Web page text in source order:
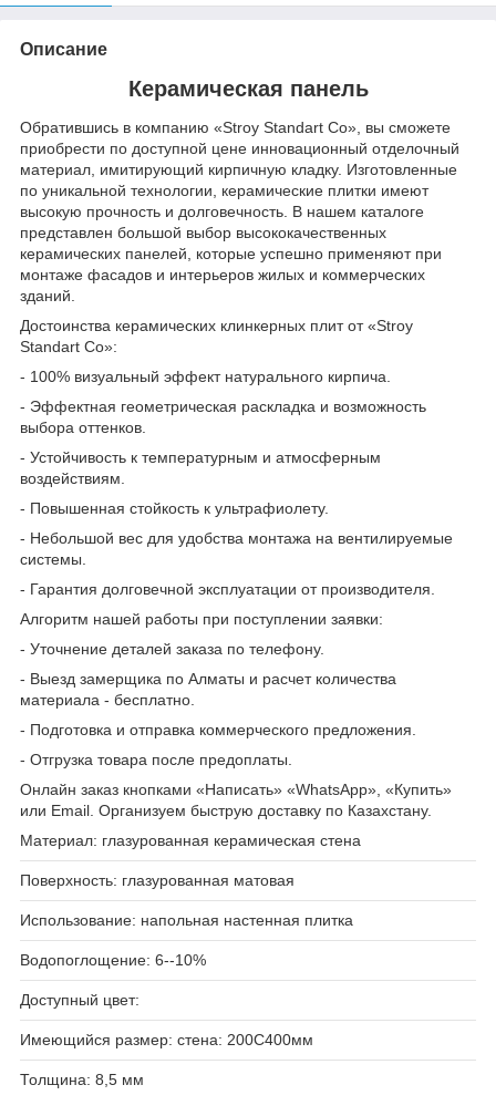
Описание
Керамическая панель
Обратившись в компанию «Stroy Standart Co», вы сможете
приобрести по доступной цене инновационный отделочный
материал, имитирующий кирпичную кладку. Изготовленные
по уникальной технологии, керамические плитки имеют
высокую прочность и долговечность. В нашем каталоге
представлен большой выбор высококачественных
керамических панелей, которые успешно применяют при
монтаже фасадов и интерьеров жилых и коммерческих
зданий.
Достоинства керамических клинкерных плит от «Stroy
Standart Co»:
- 100% визуальный эффект натурального кирпича.
- Эффектная геометрическая раскладка и возможность
выбора оттенков.
- Устойчивость к температурным и атмосферным
воздействиям.
- Повышенная стойкость к ультрафиолету.
- Небольшой вес для удобства монтажа на вентилируемые
системы.
- Гарантия долговечной эксплуатации от производителя.
Алгоритм нашей работы при поступлении заявки:
- Уточнение деталей заказа по телефону.
- Выезд замерщика по Алматы и расчет количества
материала - бесплатно.
- Подготовка и отправка коммерческого предложения.
- Отгрузка товара после предоплаты.
Онлайн заказ кнопками «Написать» «WhatsApp», «Купить»
или Email. Организуем быструю доставку по Казахстану.
Материал: глазурованная керамическая стена
Поверхность: глазурованная матовая
Использование: напольная настенная плитка
Водопоглощение: 6--10%
Доступный цвет:
Имеющийся размер: стена: 200С400мм
Толщина: 8,5 мм